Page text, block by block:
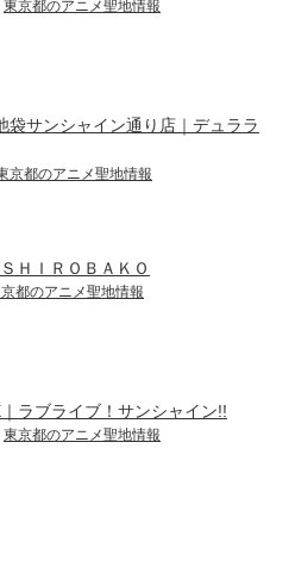
東京都のアニメ聖地情報
袋サンシャイン通り店｜デュララ
京都のアニメ聖地情報
ＨＩＲＯＢＡＫＯ
都のアニメ聖地情報
ラブライブ！サンシャイン!!
東京都のアニメ聖地情報